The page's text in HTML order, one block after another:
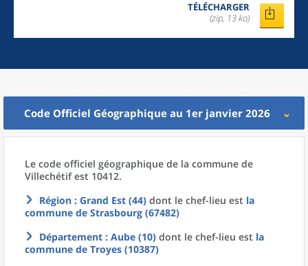
TÉLÉCHARGER
(zip, 13 ko)
Code Officiel Géographique au 1er janvier 2026
Le code officiel géographique de la commune de
Villechétif est 10412.
Région : Grand Est (44) dont le chef-lieu est la
commune de Strasbourg (67482)
Département : Aube (10) dont le chef-lieu est la
commune de Troyes (10387)